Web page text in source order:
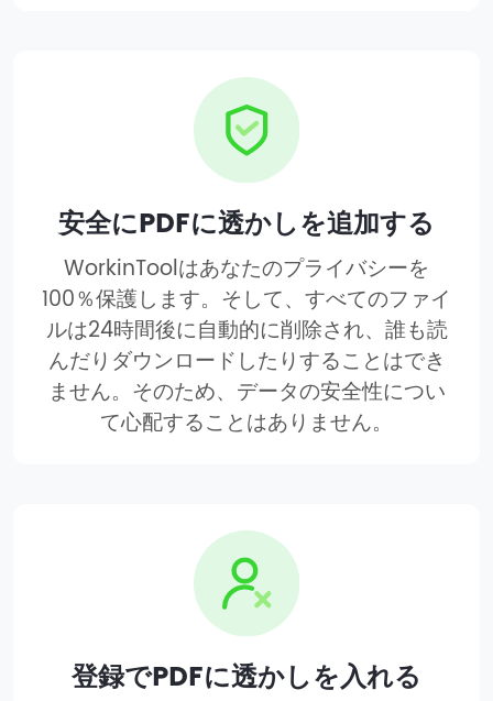
安全にPDFに透かしを追加する
WorkinToolはあなたのプライバシーを
100％保護します。そして、すべてのファイ
ルは24時間後に自動的に削除され、誰も読
んだりダウンロードしたりすることはでき
ません。そのため、データの安全性につい
て心配することはありません。
登録でPDFに透かしを入れる